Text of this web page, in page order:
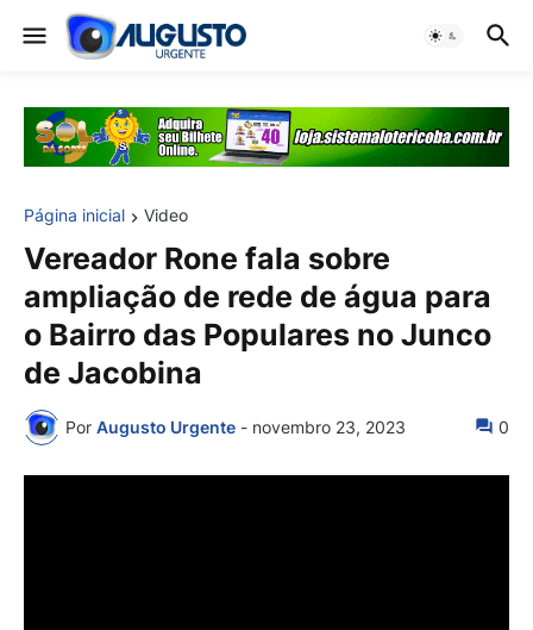
Página inicial Video
Vereador Rone fala sobre
ampliação de rede de água para
o Bairro das Populares no Junco
de Jacobina
Por Augusto Urgente - novembro 23, 2023 0